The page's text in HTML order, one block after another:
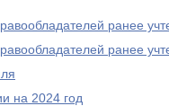
ранее
ранее
на 2024 год